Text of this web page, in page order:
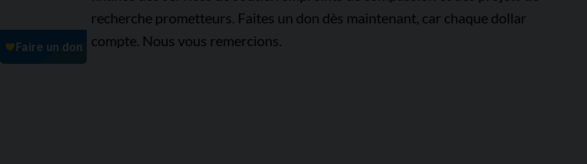
recherche prometteurs. Faites un don dès maintenant, car chaque dollar
compte. Nous vous remercions.